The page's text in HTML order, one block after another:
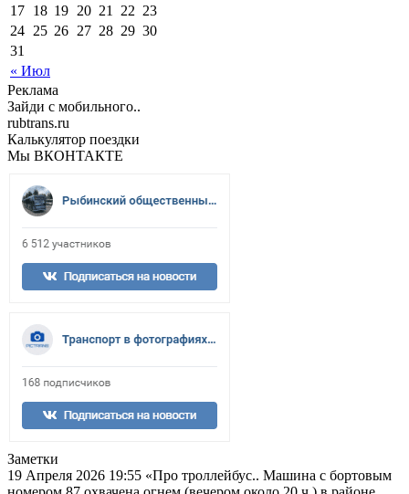
« Июл
17 18 19 20 21 22 23
24 25 26 27 28 29 30
31
Реклама
Зайди с мобильного..
rubtrans.ru
Калькулятор поездки
Мы ВКОНТАКТЕ
Заметки
19 Апреля 2026 19:55 «Про троллейбус.. Машина с бортовым